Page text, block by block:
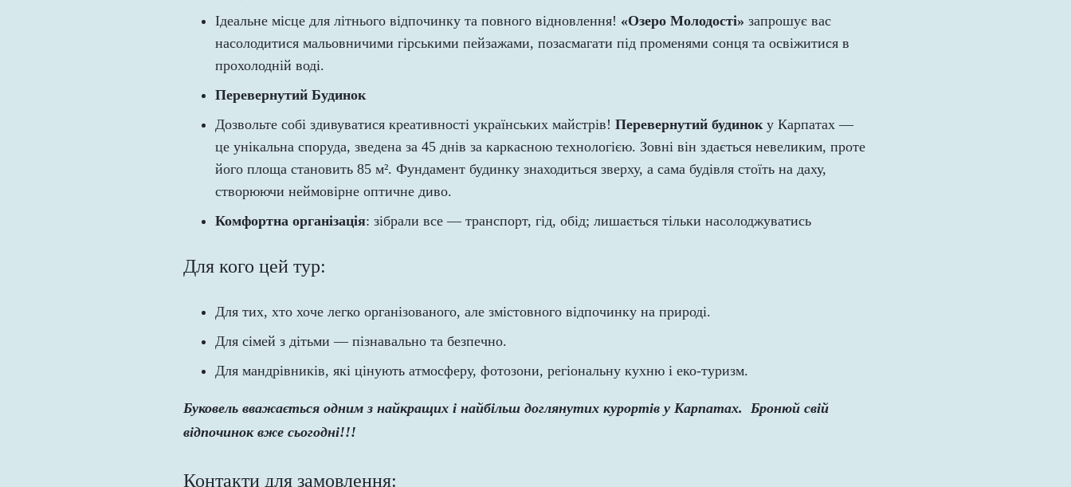
Ідеальне місце для літнього відпочинку та повного відновлення! «Озеро Молодості» запрошує вас
насолодитися мальовничими гірськими пейзажами, позасмагати під променями сонця та освіжитися в
прохолодній воді.
Перевернутий Будинок
Дозвольте собі здивуватися креативності українських майстрів! Перевернутий будиноку Карпатах —
це унікальна споруда, зведена за 45 днів за каркасною технологією. Зовні він здається невеликим, проте
його площа становить 85 м². Фундамент будинку знаходиться зверху, а сама будівля стоїть на даху,
створюючи неймовірне оптичне диво.
Комфортна організація: зібрали все — транспорт, гід, обід; лишається тільки насолоджуватись
Для кого цей тур:
Для тих, хто хоче легко організованого, але змістовного відпочинку на природі.
Для сімей з дітьми — пізнавально та безпечно.
Для мандрівників, які цінують атмосферу, фотозони, регіональну кухню і еко-туризм.
Буковель вважається одним з найкращих і найбільш доглянутих курортів у Карпатах. Бронюй свій
відпочинок вже сьогодні!!!
Контакти для замовлення: